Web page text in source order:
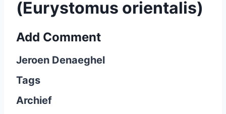
(Eurystomus orientalis)
Add Comment
Jeroen Denaeghel
Tags
Archief